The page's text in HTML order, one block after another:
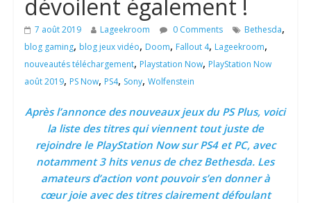
dévoilent également !
7 août 2019 Lageekroom 0 Comments Bethesda,
blog gaming, blog jeux vidéo, Doom, Fallout 4, Lageekroom,
nouveautés téléchargement, Playstation Now, PlayStation Now
août 2019, PS Now, PS4, Sony, Wolfenstein
Après l’annonce des nouveaux jeux du PS Plus, voici
la liste des titres qui viennent tout juste de
rejoindre le PlayStation Now sur PS4 et PC, avec
notamment 3 hits venus de chez Bethesda. Les
amateurs d’action vont pouvoir s’en donner à
cœurjoie avec des titres clairement défoulant